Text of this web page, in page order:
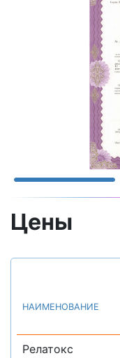
Цены
НАИМЕНОВАНИЕ
Релатокс